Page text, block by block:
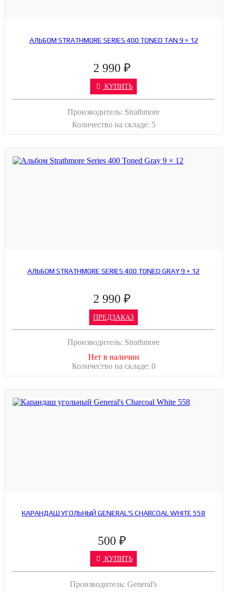
АЛЬБОМ STRATHMORE SERIES 400 TONED TAN 9 × 12
2 990 ₽
КУПИТЬ
Производитель: Strathmore
Количество на складе: 5
АЛЬБОМ STRATHMORE SERIES 400 TONED GRAY 9 × 12
2 990 ₽
ПРЕДЗАКАЗ
Производитель: Strathmore
Нет в наличии
Количество на складе: 0
КАРАНДАШ УГОЛЬНЫЙ GENERAL'S CHARCOAL WHITE 558
500 ₽
КУПИТЬ
Производитель: General's